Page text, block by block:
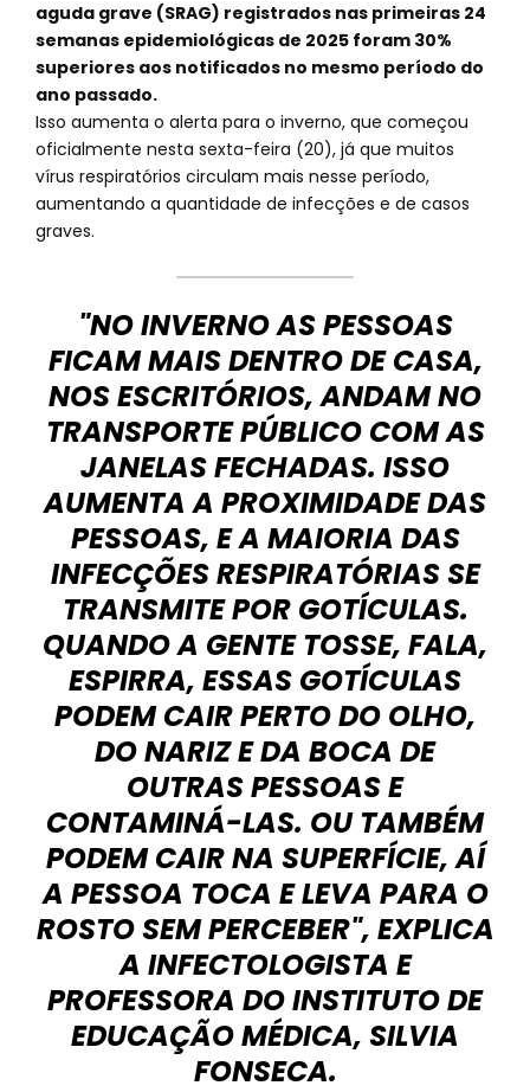
aguda grave (SRAG) registrados nas primeiras 24
semanas epidemiológicas de 2025 foram 30%
superiores aos notificados no mesmo período do
ano passado.
Isso aumenta o alerta para o inverno, que começou
oficialmente nesta sexta-feira (20), já que muitos
vírus respiratórios circulam mais nesse período,
aumentando a quantidade de infecções e de casos
graves.
"NO INVERNO AS PESSOAS
FICAM MAIS DENTRO DE CASA,
NOS ESCRITÓRIOS, ANDAM NO
TRANSPORTE PÚBLICO COM AS
JANELAS FECHADAS. ISSO
AUMENTA A PROXIMIDADE DAS
PESSOAS, E A MAIORIA DAS
INFECÇÕES RESPIRATÓRIAS SE
TRANSMITE POR GOTÍCULAS.
QUANDO A GENTE TOSSE, FALA,
ESPIRRA, ESSAS GOTÍCULAS
PODEM CAIR PERTO DO OLHO,
DO NARIZ E DA BOCA DE
OUTRAS PESSOAS E
CONTAMINÁ-LAS. OU TAMBÉM
PODEM CAIR NA SUPERFÍCIE, AÍ
A PESSOA TOCA E LEVA PARA O
ROSTO SEM PERCEBER", EXPLICA
A INFECTOLOGISTA E
PROFESSORA DO INSTITUTO DE
EDUCAÇÃO MÉDICA, SILVIA
FONSECA.